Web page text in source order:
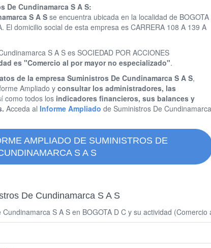
De Cundinamarca S A S:
S A S se encuentra ubicada en la localidad de BOGOTA
El domicilio social de esta empresa es CARRERA 108 A 139 A
S A S es SOCIEDAD POR ACCIONES
es "Comercio al por mayor no especializado".
de la empresa Suministros De Cundinamarca S A S,
Ampliado y consultar los administradores, las
como todos los indicadores financieros, sus balances y
Acceda al Informe Ampliado de Suministros De Cundinamarca
AMPLIADO DE SUMINISTROS DE
S A S
De Cundinamarca S A S
S A S en BOGOTA D C y su actividad